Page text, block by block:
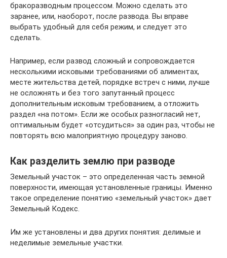
бракоразводным процессом. Можно сделать это
заранее, или, наоборот, после развода. Вы вправе
выбрать удобный для себя режим, и следует это
сделать.
Например, если развод сложный и сопровождается
несколькими исковыми требованиями об алиментах,
месте жительства детей, порядке встреч с ними, лучше
не осложнять и без того запутанный процесс
дополнительным исковым требованием, а отложить
раздел «на потом». Если же особых разногласий нет,
оптимальным будет «отсудиться» за один раз, чтобы не
повторять всю малоприятную процедуру заново.
Как разделить землю при разводе
Земельный участок – это определенная часть земной
поверхности, имеющая установленные границы. Именно
такое определение понятию «земельный участок» дает
Земельный Кодекс.
Им же установлены и два других понятия: делимые и
неделимые земельные участки.